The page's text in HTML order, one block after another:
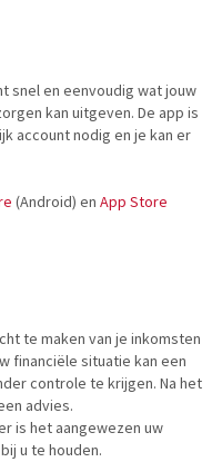
snel en eenvoudig wat jouw
kan uitgeven. De app is
account nodig en je kan er
(Android) en App Store
te maken van je inkomsten
financiële situatie kan een
controle te krijgen. Na het
advies.
is het aangewezen uw
u te houden.